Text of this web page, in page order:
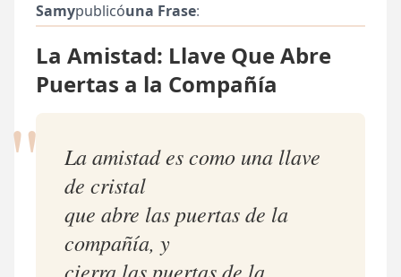
Samypublicóuna Frase:
La Amistad: Llave Que Abre
Puertas a la Compañía
"
La amistad es como una llave
de cristal
que abre las puertas de la
compañía, y
cierra las puertas de la